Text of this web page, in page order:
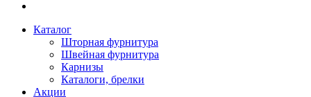
Каталог
Шторная фурнитура
Швейная фурнитура
Карнизы
Каталоги, брелки
Акции